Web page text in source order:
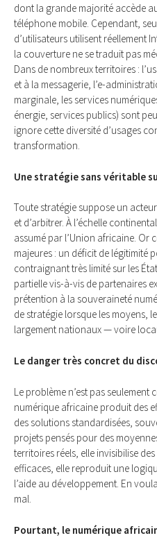
dont la grande majorité accède
téléphone mobile. Cependant,
d’utilisateurs utilisent réellement
la couverture ne se traduit pas
Dans de nombreux territoires :
et à la messagerie, l’e-
marginale, les services
énergie, services publics) sont
ignore cette diversité d’usages
transformation.
Une stratégie sans véritable
Toute stratégie suppose un
et d’arbitrer. À l’échelle
assumé par l’Union africaine. Or
majeures : un déficit de légitimité
contraignant très limité sur les
partielle vis-à-vis de partenaires
prétention à la souveraineté
de stratégie lorsque les moyens,
largement nationaux — voire
Le danger très concret du
Le problème n’est pas seulement
numérique africaine produit des
des solutions standardisées,
projets pensés pour des
territoires réels, elle invisibilise
efficaces, elle reproduit une
l’aide au développement. En
mal.
Pourtant, le numérique